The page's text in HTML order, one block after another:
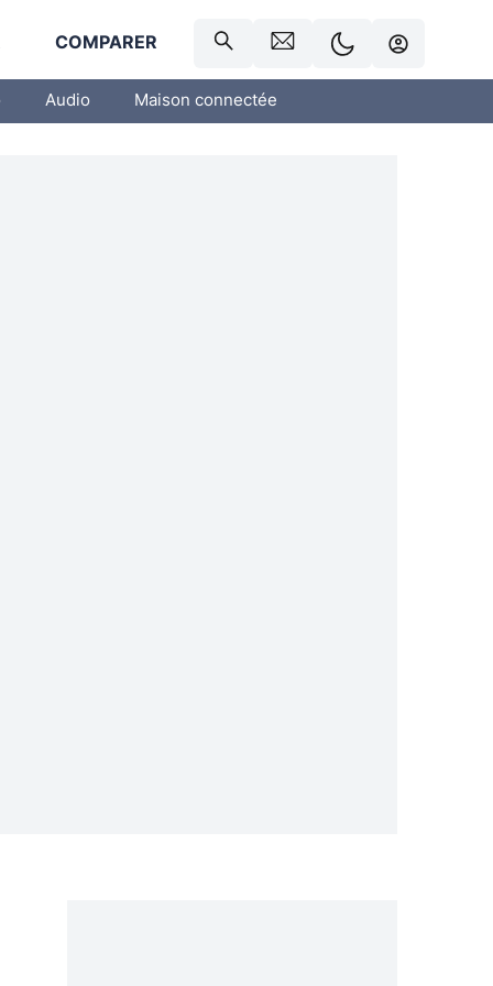
COMPARER
Audio Maison connectée